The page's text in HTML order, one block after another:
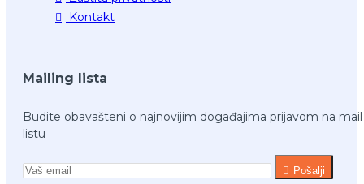
Kontakt
Mailing lista
Budite obavašteni o najnovijim događajima prijavom na mail
listu
Pošalji